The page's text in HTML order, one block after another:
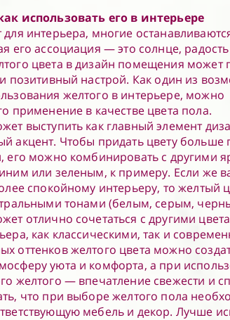
использовать его в интерьере
интерьера, многие
его ассоциация — это солнце,
цвета в дизайн помещения может
позитивный настрой. Как один из
желтого в интерьере, можно
применение в качестве цвета пола.
выступить как главный элемент
акцент. Чтобы придать цвету больше
его можно комбинировать с другими
или зеленым, к примеру. Если же
спокойному интерьеру, то желтый
тонами (белым, серым,
отлично сочетаться с другими
как классическими, так и
оттенков желтого цвета можно
уюта и комфорта, а при
желтого — впечатление свежести и
что при выборе желтого пола
мебель и декор. Лучше